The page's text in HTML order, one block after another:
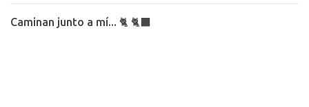
Caminan junto a mí... 🐈 🐈‍⬛